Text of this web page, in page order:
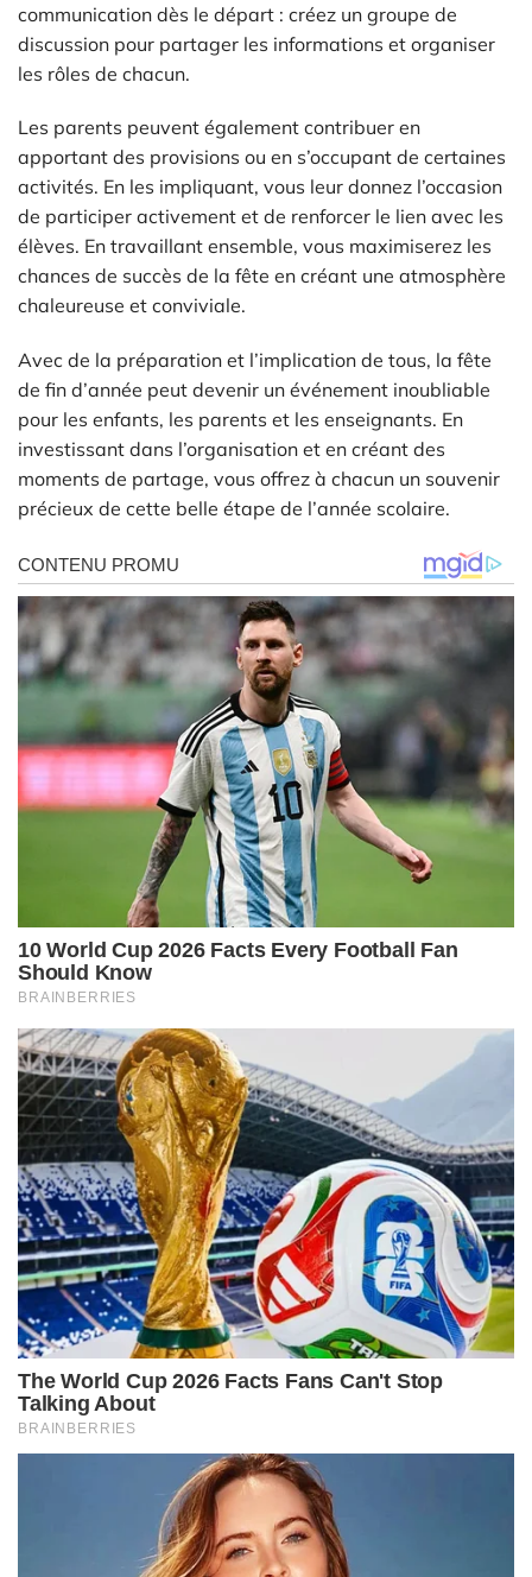
communication dès le départ : créez un groupe de
discussion pour partager les informations et organiser
les rôles de chacun.
Les parents peuvent également contribuer en
apportant des provisions ou en s’occupant de certaines
activités. En les impliquant, vous leur donnez l’occasion
de participer activement et de renforcer le lien avec les
élèves. En travaillant ensemble, vous maximiserez les
chances de succès de la fête en créant une atmosphère
chaleureuse et conviviale.
Avec de la préparation et l’implication de tous, la fête
de fin d’année peut devenir un événement inoubliable
pour les enfants, les parents et les enseignants. En
investissant dans l’organisation et en créant des
moments de partage, vous offrez à chacun un souvenir
précieux de cette belle étape de l’année scolaire.